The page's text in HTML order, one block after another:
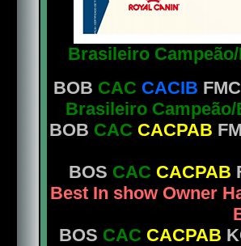
Brasileiro
BOB CAC CACIB
Brasileiro
BOB CAC CACPAB
BOS CAC CACPAB
Best In show Owner
BOS CAC CACPAB